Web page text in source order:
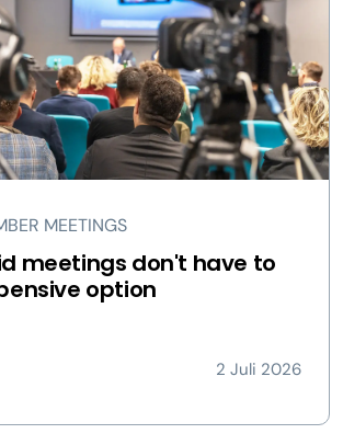
MEETINGS
meetings don't have to
option
2 Juli 2026